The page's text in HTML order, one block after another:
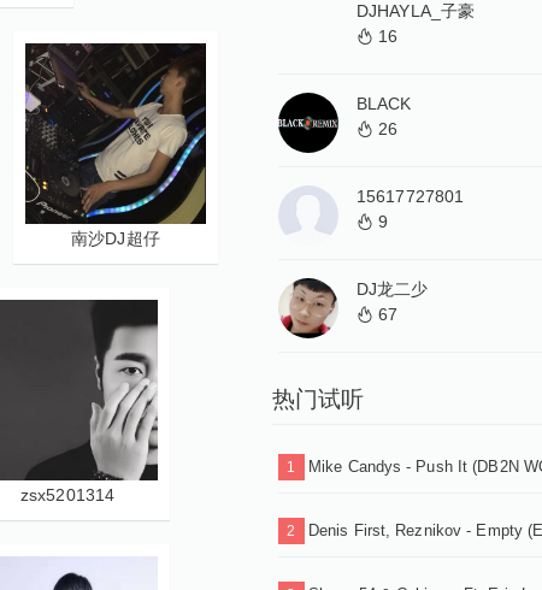
南沙DJ超仔
zsx5201314
DJHAYLA_子豪
16
BLACK
26
15617727801
9
DJ龙二少
67
热门试听
1
2